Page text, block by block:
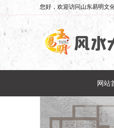
您好，欢迎访问山东易明文
网站